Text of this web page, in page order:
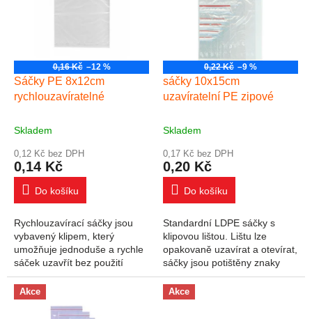
0,16 Kč –12 %
Sáčky PE 8x12cm
rychlouzavíratelné
Skladem
0,12 Kč bez DPH
0,14 Kč
Do košíku
Rychlouzavírací sáčky jsou
vybavený klipem, který
umožňuje jednoduše a rychle
sáček uzavřít bez použití
dalších nástrojů. Jsou vhodné
pro balení drobných
předmětů. V balení...
0,22 Kč –9 %
sáčky 10x15cm
uzavíratelní PE zipové
Skladem
0,17 Kč bez DPH
0,20 Kč
Do košíku
Standardní LDPE sáčky s
klipovou lištou. Lištu lze
opakovaně uzavírat a otevírat,
sáčky jsou potištěny znaky
materiálu a recyklace.
Rozměry: šířka 10 cm, výška
15 cm. Balení...
Akce Akce